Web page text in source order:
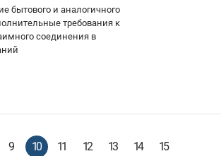
бытового и аналогичного
требования к
соединения в
9 10 11 12 13 14 15